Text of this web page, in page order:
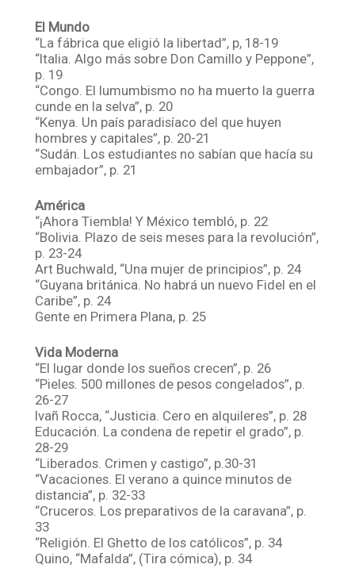
El Mundo
“La fábrica que eligió la libertad”, p, 18-19
“Italia. Algo más sobre Don Camillo y Peppone”,
p. 19
“Congo. El lumumbismo no ha muerto la guerra
cunde en la selva”, p. 20
“Kenya. Un país paradisíaco del que huyen
hombres y capitales”, p. 20-21
“Sudán. Los estudiantes no sabían que hacía su
embajador”, p. 21
América
“¡Ahora Tiembla! Y México tembló, p. 22
“Bolivia. Plazo de seis meses para la revolución”,
p. 23-24
Art Buchwald, “Una mujer de principios”, p. 24
“Guyana británica. No habrá un nuevo Fidel en el
Caribe”, p. 24
Gente en Primera Plana, p. 25
Vida Moderna
“El lugar donde los sueños crecen”, p. 26
“Pieles. 500 millones de pesos congelados”, p.
26-27
Ivañ Rocca, “Justicia. Cero en alquileres”, p. 28
Educación. La condena de repetir el grado”, p.
28-29
“Liberados. Crimen y castigo”, p.30-31
“Vacaciones. El verano a quince minutos de
distancia”, p. 32-33
“Cruceros. Los preparativos de la caravana”, p.
33
“Religión. El Ghetto de los católicos”, p. 34
Quino, “Mafalda”, (Tira cómica), p. 34